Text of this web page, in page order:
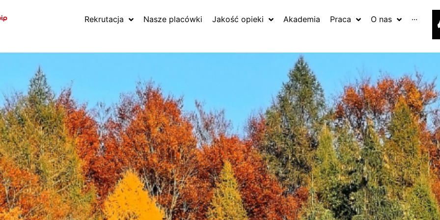
Rekrutacja Nasze placówki Jakość opieki Akademia Praca O nas ···